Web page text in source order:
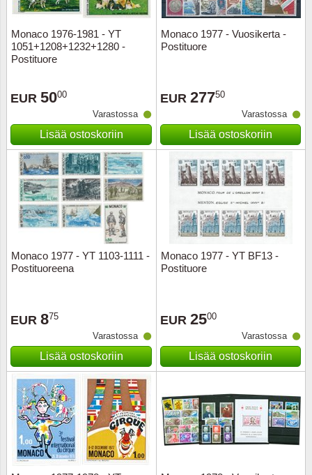
Monaco 1976-1981 - YT
1051+1208+1232+1280 -
Postituore
EUR 5000
Varastossa
Lisää ostoskoriin
Monaco 1977 - Vuosikerta -
Postituore
EUR 27750
Varastossa
Lisää ostoskoriin
Monaco 1977 - YT 1103-1111 -
Postituoreena
EUR 875
Varastossa
Lisää ostoskoriin
Monaco 1977 - YT BF13 -
Postituore
EUR 2500
Varastossa
Lisää ostoskoriin